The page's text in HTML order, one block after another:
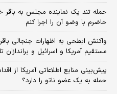
حمله تند یک نماینده مجلس به
حاضرم با وضو آن را اجرا کنم
واکنش ابطحی به اظهارات جنجالی
مستقیم آمریکا و اسرائیل و
پیش‌بینی منابع اطلاعاتی آمریکا از
حمله به یک عضو ناتو را دارد؟